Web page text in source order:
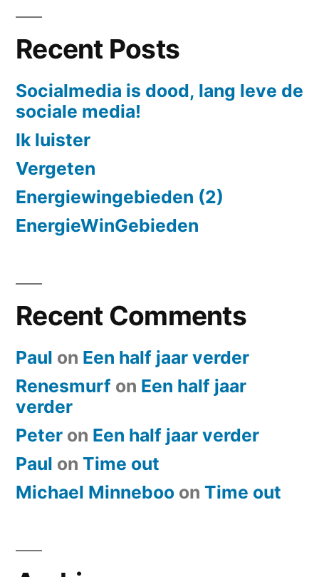
Recent Posts
Socialmedia is dood, lang leve de
sociale media!
Ik luister
Vergeten
Energiewingebieden (2)
EnergieWinGebieden
Recent Comments
Paul on Een half jaar verder
Renesmurf on Een half jaar
verder
Peter on Een half jaar verder
Paul on ​Time out
Michael Minneboo on ​Time out